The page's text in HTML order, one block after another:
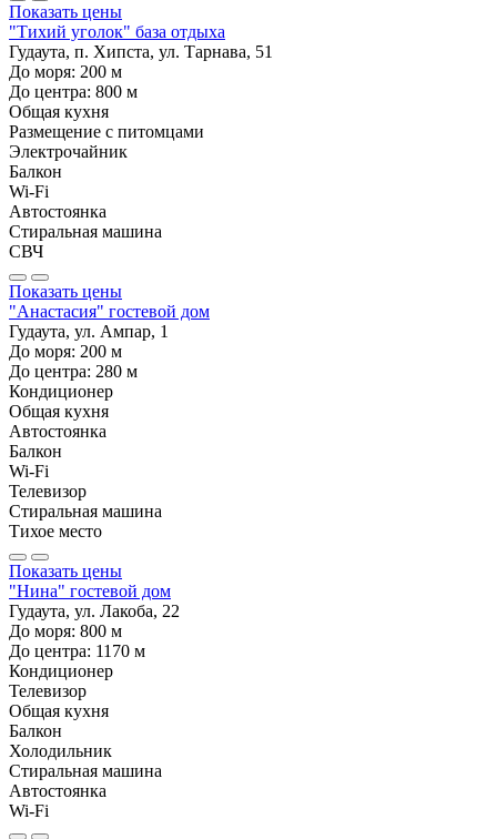
Показать цены
"Тихий уголок" база отдыха
Гудаута, п. Хипста, ул. Тарнава, 51
До моря: 200 м
До центра: 800 м
Общая кухня
Размещение с питомцами
Электрочайник
Балкон
Wi-Fi
Автостоянка
Стиральная машина
СВЧ
Показать цены
"Анастасия" гостевой дом
Гудаута, ул. Ампар, 1
До моря: 200 м
До центра: 280 м
Кондиционер
Общая кухня
Автостоянка
Балкон
Wi-Fi
Телевизор
Стиральная машина
Тихое место
Показать цены
"Нина" гостевой дом
Гудаута, ул. Лакоба, 22
До моря: 800 м
До центра: 1170 м
Кондиционер
Телевизор
Общая кухня
Балкон
Холодильник
Стиральная машина
Автостоянка
Wi-Fi